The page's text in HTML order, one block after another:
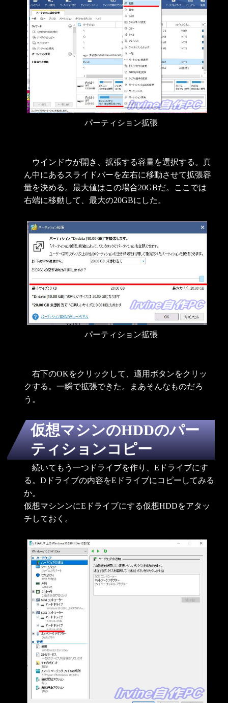
パーティション拡張
ウインドウが開き、拡張する容量を選択する。真
ん中にあるスライドバーを左右に移動させて拡張容
量を決める。最大値はこの場合20GBだ。ここでは
右端に移動して、最大の20GBにした。
パーティション拡張
右下のOKをクリックして、適用ボタンをクリッ
クする。一瞬で拡張できた。まあそんなものだろ
う。
仮想マシンのHDDのパー
ティションコピー
続いてもう一つドライブを作り、Eドライブにす
る。Dドライブの内容をEドライブにコピーしてみる
か。
仮想マシンンにEドライブにする仮想HDDをアタッ
チしておく。